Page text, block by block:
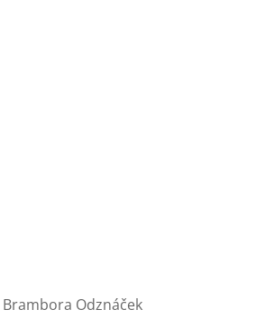
Brambora Odznáček